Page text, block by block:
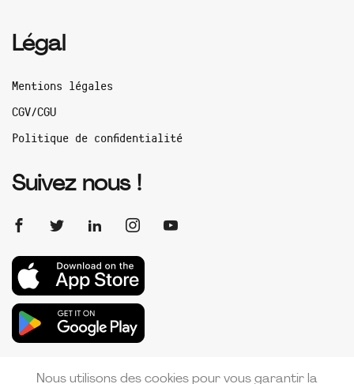
Légal
Mentions légales
CGV/CGU
Politique de confidentialité
Suivez nous !
Nous utilisons des cookies pour vous garantir la